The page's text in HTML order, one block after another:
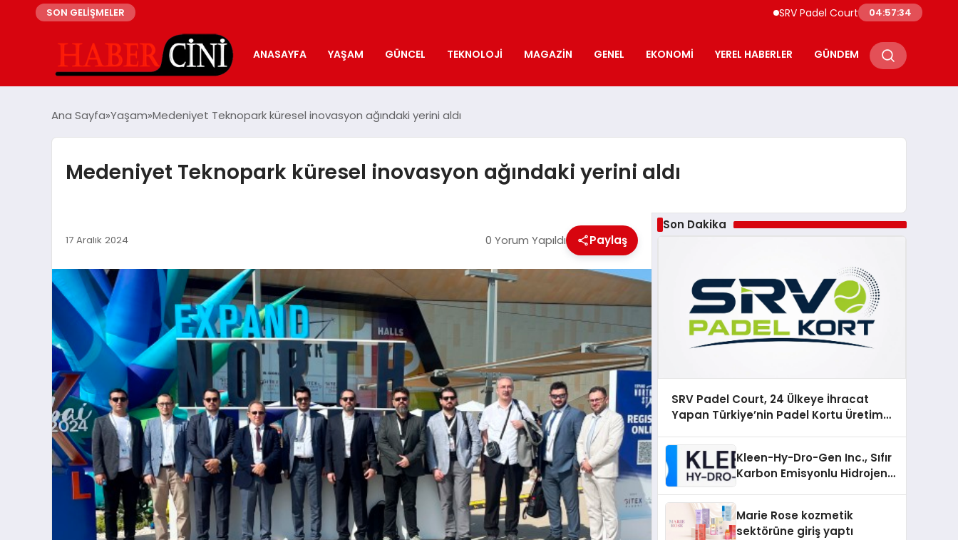
SON GELİŞMELER SRV Padel Court, 24 Ülkeye İhracat Yapan
04:57:35
ANASAYFA YAŞAM GÜNCEL TEKNOLOJI MAGAZIN GENEL EKONOMI YEREL HABERLER GÜNDEM
Ana Sayfa Yaşam Medeniyet Teknopark küresel inovasyon ağındaki yerini aldı
Medeniyet Teknopark küresel inovasyon ağındaki yerini aldı
17 Aralık 2024 0 Yorum Yapıldı Paylaş
Son Dakika
SRV Padel Court, 24 Ülkeye İhracat
Yapan Türkiye’nin Padel Kortu Üretim
Kleen-Hy-Dro-Gen Inc., Sıfır
Karbon Emisyonlu Hidrojen
Aldı
Marie Rose kozmetik
sektörüne giriş yaptı